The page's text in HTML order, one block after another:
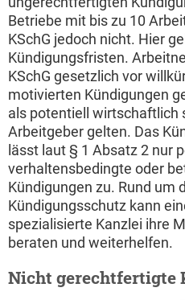
Betriebe mit bis zu 10
KSchG jedoch nicht. Hier
Kündigungsfristen.
KSchG gesetzlich vor
motivierten Kündigungen
als potentiell wirtschaftlich
Arbeitgeber gelten. Das
lässt laut § 1 Absatz 2 nur
verhaltensbedingte oder
Kündigungen zu. Rund um
Kündigungsschutz kann
spezialisierte Kanzlei ihre
beraten und weiterhelfen.
Nicht gerechtfertigte